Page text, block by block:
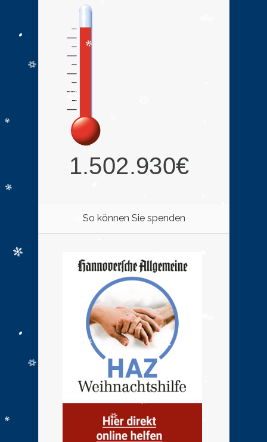
So können Sie spenden